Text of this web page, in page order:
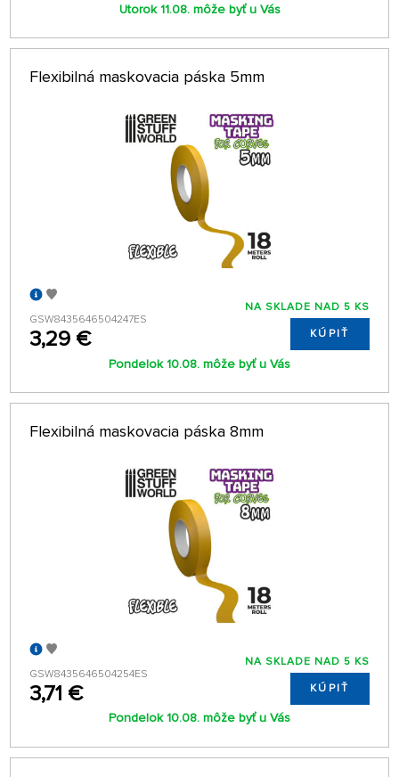
Utorok 11.08. môže byť u Vás
Flexibilná maskovacia páska 5mm
GSW8435646504247ES
3,29 €
NA SKLADE NAD 5 KS
KÚPIŤ
Pondelok 10.08. môže byť u Vás
Flexibilná maskovacia páska 8mm
GSW8435646504254ES
3,71 €
NA SKLADE NAD 5 KS
KÚPIŤ
Pondelok 10.08. môže byť u Vás